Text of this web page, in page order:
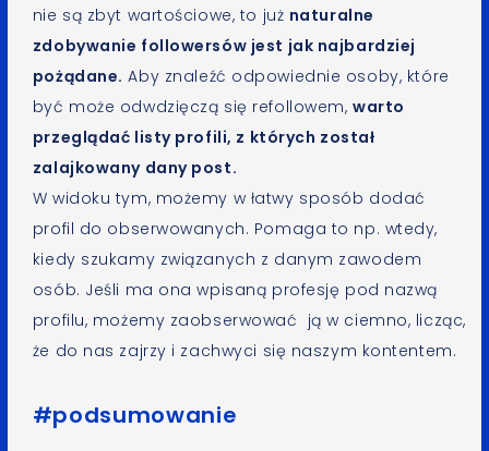
nie są zbyt wartościowe, to już naturalne
zdobywanie followersów jest jak najbardziej
pożądane. Aby znaleźć odpowiednie osoby, które
być może odwdzięczą się refollowem,warto
przeglądać listy profili, z których został
zalajkowany dany post.
W widoku tym, możemy w łatwy sposób dodać
profil do obserwowanych. Pomaga to np. wtedy,
kiedy szukamy związanych z danym zawodem
osób. Jeśli ma ona wpisaną profesję pod nazwą
profilu, możemy zaobserwować ją w ciemno, licząc,
że do nas zajrzy i zachwyci się naszym kontentem.
#podsumowanie